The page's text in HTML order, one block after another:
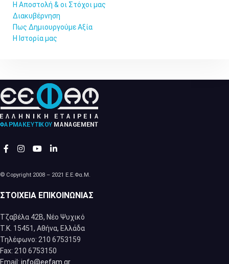
Η Αποστολή & οι Στόχοι μας
Διακυβέρνηση
Πως Δημιουργούμε Αξία
Η Ιστορία μας
© Copyright 2008 – 2021 Ε.Ε.Φα.Μ.
ΣΤΟΙΧΕΊΑ ΕΠΙΚΟΙΝΩΝΊΑΣ
Τζαβέλα 42Β, Νέο Ψυχικό
Τ.Κ. 15451, Αθήνα, Eλλάδα
Τηλέφωνο: 210 6753159
Fax: 210 6753150
Email: info@eefam.gr